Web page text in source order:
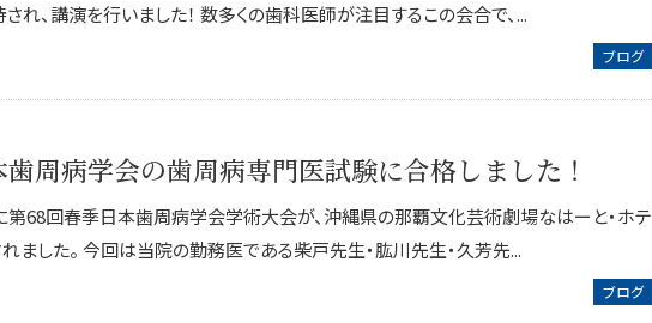
れ、講演を行いました！ 数多くの歯科医師が注目するこの会合で、...
ブログ
周病学会の歯周病専門医試験に合格しました！
第68回春季日本歯周病学会学術大会が、沖縄県の那覇文化芸術劇場なはーと・ホテ
ました。 今回は当院の勤務医である柴戸先生・肱川先生・久芳先...
ブログ